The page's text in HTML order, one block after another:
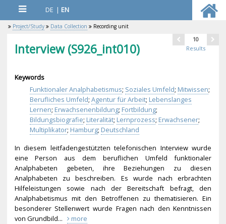
DE | EN
Project/Study Data Collection Recording unit
10
Results
Interview (S926_int010)
Keywords
Funktionaler Analphabetismus; Soziales Umfeld; Mitwissen;
Berufliches Umfeld; Agentur für Arbeit; Lebenslanges
Lernen; Erwachsenenbildung; Fortbildung;
Bildungsbiografie; Literalität; Lernprozess; Erwachsener;
Multiplikator; Hamburg; Deutschland
In diesem leitfadengestützten telefonischen Interview wurde
eine Person aus dem beruflichen Umfeld funktionaler
Analphabeten gebeten, ihre Beziehungen zu diesen
Analphabeten zu beschreiben. Es wurde nach erbrachten
Hilfeleistungen sowie nach der Bereitschaft befragt, den
Analphabetismus mit den Betroffenen zu thematisieren. Ein
besonderer Stellenwert wurde Fragen nach den Kenntnissen
von Grundbild...
more